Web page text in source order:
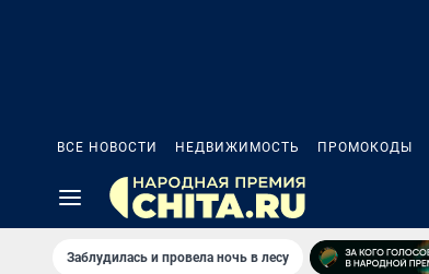
ВСЕ НОВОСТИ НЕДВИЖИМОСТЬ ПРОМОКОДЫ
Заблудилась и провела ночь в лесу